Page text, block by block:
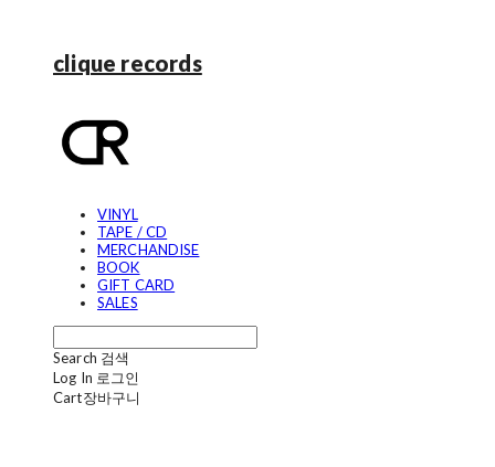
clique records
VINYL
TAPE / CD
MERCHANDISE
BOOK
GIFT CARD
SALES
Search 검색
Log In 로그인
Cart장바구니